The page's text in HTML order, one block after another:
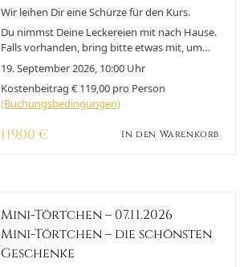
Wir leihen Dir eine Schürze für den Kurs.
Du nimmst Deine Leckereien mit nach Hause.
Falls vorhanden, bring bitte etwas mit, um
Dein Gebäck zu transportieren.
19. September 2026, 10:00 Uhr
Kostenbeitrag € 119,00 pro Person
(Buchungsbedingungen)
119,00 € In den Warenkorb
Mini-Törtchen – 07.11.2026
Mini-Törtchen – die schönsten
Geschenke